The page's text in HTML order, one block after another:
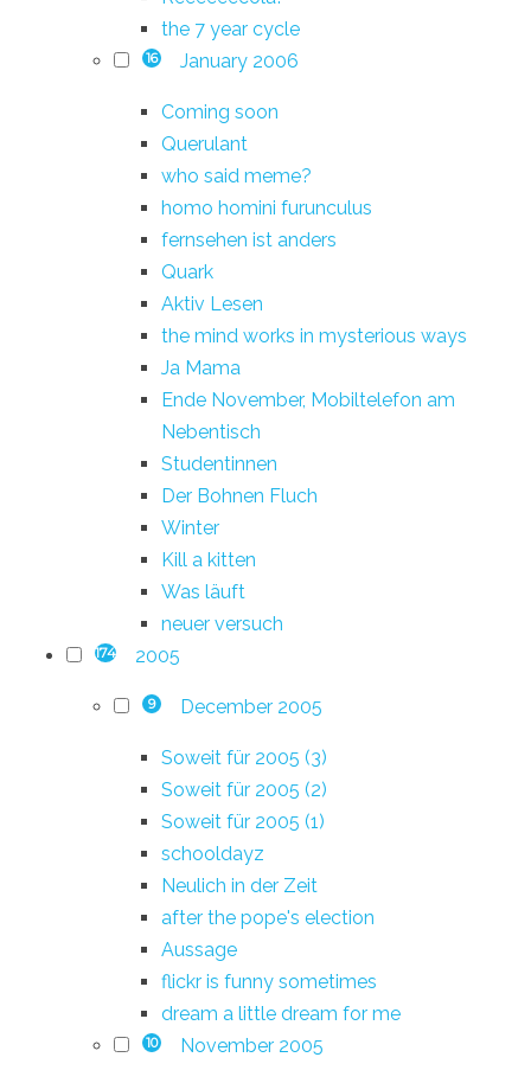
the 7 year cycle
16 January 2006
Coming soon
Querulant
who said meme?
homo homini furunculus
fernsehen ist anders
Quark
Aktiv Lesen
the mind works in mysterious ways
Ja Mama
Ende November, Mobiltelefon am
Nebentisch
Studentinnen
Der Bohnen Fluch
Winter
Kill a kitten
Was läuft
neuer versuch
174 2005
9 December 2005
Soweit für 2005 (3)
Soweit für 2005 (2)
Soweit für 2005 (1)
schooldayz
Neulich in der Zeit
after the pope's election
Aussage
flickr is funny sometimes
dream a little dream for me
10 November 2005